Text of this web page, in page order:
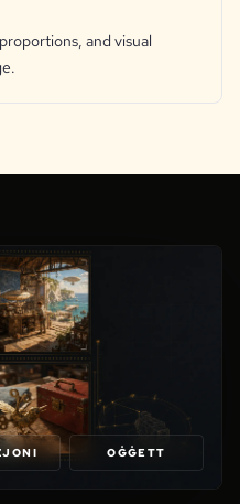
and visual
OĠĠETT